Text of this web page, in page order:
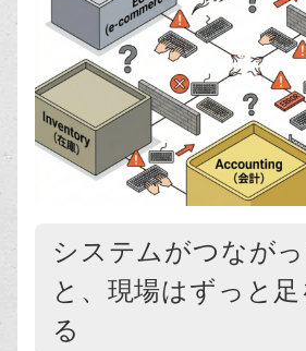
システムがつなが
と、現場はずっと
る